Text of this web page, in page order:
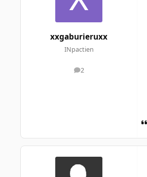
xxgaburieruxx
INpactien
2
messages